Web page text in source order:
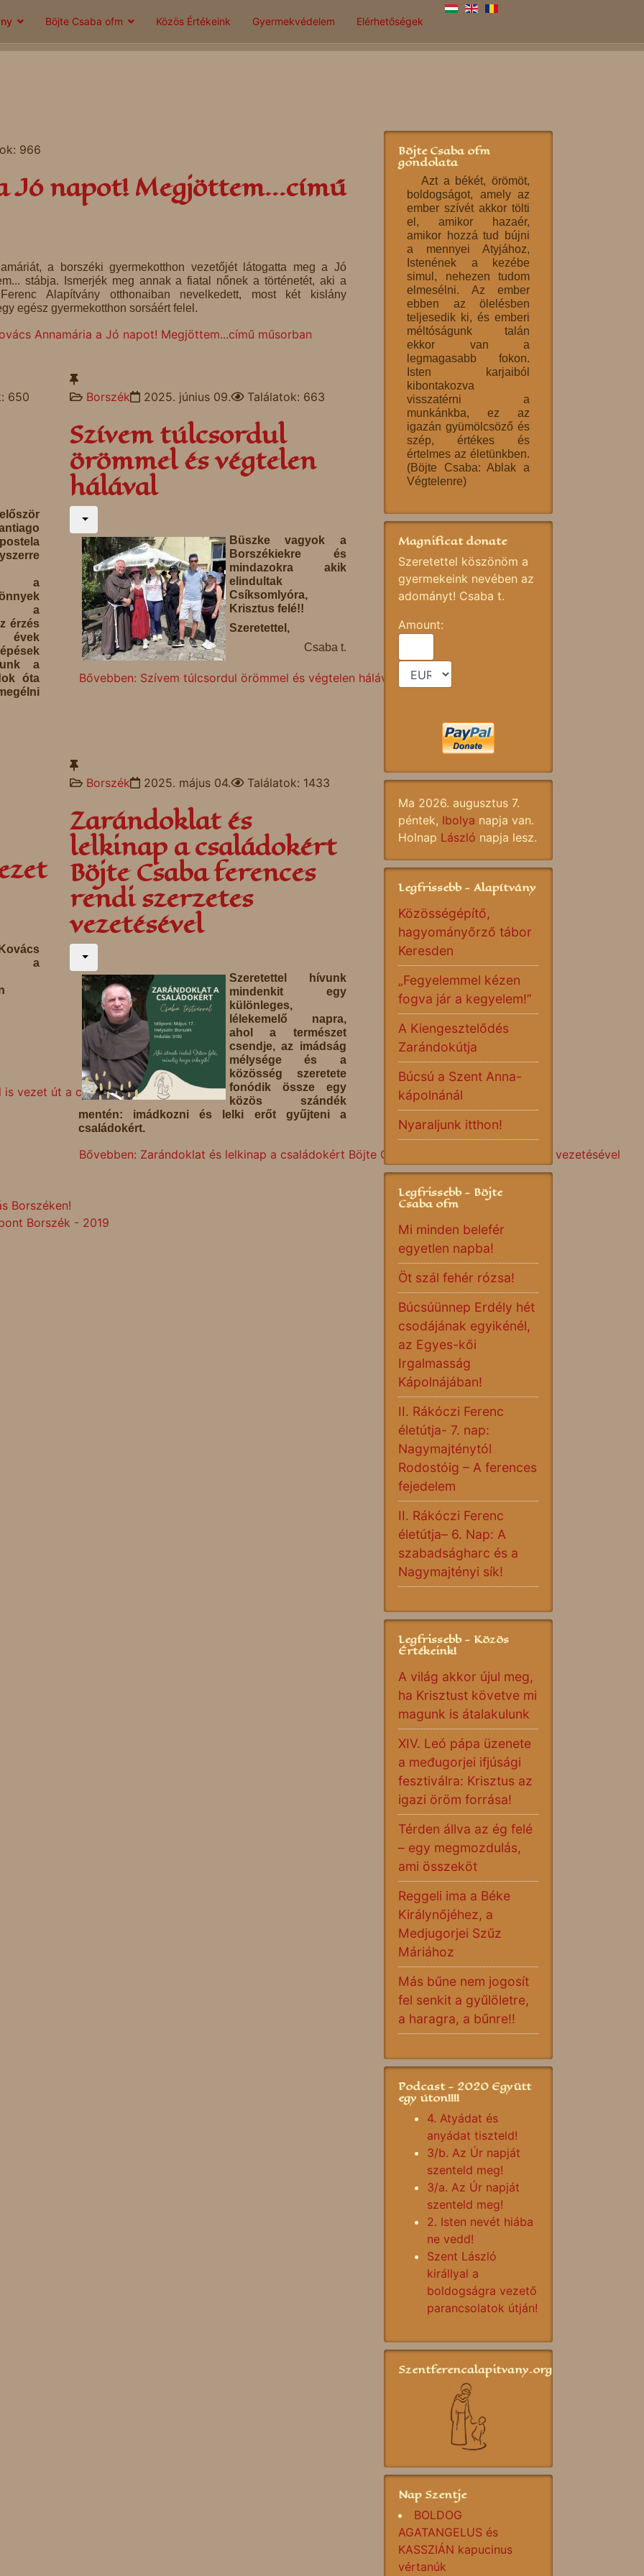
Böjte Csaba ofm Közös Értékeink Gyermekvédelem Elérhetőségek
966
Jó napot! Megjöttem...című
a borszéki gyermekotthon vezetőjét látogatta meg a Jó
stábja. Ismerjék meg annak a fiatal nőnek a történetét, aki a
Alapítvány otthonaiban nevelkedett, most két kislány
egész gyermekotthon sorsáért felel.
Annamária a Jó napot! Megjöttem...című műsorban
650
a
a
érzés
évek
a
óta
Borszék 2025. június 09. Találatok: 663
Szívem túlcsordul
örömmel és végtelen
hálával
Büszke vagyok a
Borszékiekre és
mindazokra akik
elindultak
Csíksomlyóra,
Krisztus felé!!
Szeretettel,
Csaba t.
Bővebben: Szívem túlcsordul örömmel és végtelen hálával
a
vezet út a csúcs felé”
Borszék 2025. május 04. Találatok: 1433
Zarándoklat és
lelkinap a családokért
Böjte Csaba ferences
rendi szerzetes
vezetésével
Szeretettel hívunk
mindenkit egy
különleges,
lélekemelő napra,
ahol a természet
csendje, az imádság
mélysége és a
közösség szeretete
fonódik össze egy
közös szándék
mentén: imádkozni és lelki erőt gyűjteni a
családokért.
Bővebben: Zarándoklat és lelkinap a családokért Böjte Csaba ferences rendi szerzetes vezetésével
Borszéken!
Borszék - 2019
Böjte Csaba ofm
gondolata
Azt a békét, örömöt,
boldogságot, amely az
ember szívét akkor tölti
el, amikor hazaér,
amikor hozzá tud bújni
a mennyei Atyjához,
Istenének a kezébe
simul, nehezen tudom
elmesélni. Az ember
ebben az ölelésben
teljesedik ki, és emberi
méltóságunk talán
ekkor van a
legmagasabb fokon.
Isten karjaiból
kibontakozva
visszatérni a
munkánkba, ez az
igazán gyümölcsöző és
szép, értékes és
értelmes az életünkben.
(Böjte Csaba: Ablak a
Végtelenre)
Magnificat donate
Szeretettel köszönöm a
gyermekeink nevében az
adományt! Csaba t.
Amount:
Ma 2026. augusztus 7.
péntek, Ibolya napja van.
Holnap László napja lesz.
Legfrissebb - Alapítvány
Közösségépítő,
hagyományőrző tábor
Keresden
„Fegyelemmel kézen
fogva jár a kegyelem!”
A Kiengesztelődés
Zarándokútja
Búcsú a Szent Anna-
kápolnánál
Nyaraljunk itthon!
Legfrissebb - Böjte
Csaba ofm
Mi minden belefér
egyetlen napba!
Öt szál fehér rózsa!
Búcsúünnep Erdély hét
csodájának egyikénél,
az Egyes-kői
Irgalmasság
Kápolnájában!
II. Rákóczi Ferenc
életútja- 7. nap:
Nagymajténytól
Rodostóig – A ferences
fejedelem
II. Rákóczi Ferenc
életútja– 6. Nap: A
szabadságharc és a
Nagymajtényi sík!
Legfrissebb - Közös
Értékeink!
A világ akkor újul meg,
ha Krisztust követve mi
magunk is átalakulunk
XIV. Leó pápa üzenete
a međugorjei ifjúsági
fesztiválra: Krisztus az
igazi öröm forrása!
Térden állva az ég felé
– egy megmozdulás,
ami összeköt
Reggeli ima a Béke
Királynőjéhez, a
Medjugorjei Szűz
Máriához
Más bűne nem jogosít
fel senkit a gyűlöletre,
a haragra, a bűnre!!
Podcast - 2020 Együtt
egy úton!!!!
4. Atyádat és
anyádat tiszteld!
3/b. Az Úr napját
szenteld meg!
3/a. Az Úr napját
szenteld meg!
2. Isten nevét hiába
ne vedd!
Szent László
királlyal a
boldogságra vezető
parancsolatok útján!
Szentferencalapitvany.org
Nap Szentje
BOLDOG
AGATANGELUS és
KASSZIÁN kapucinus
vértanúk